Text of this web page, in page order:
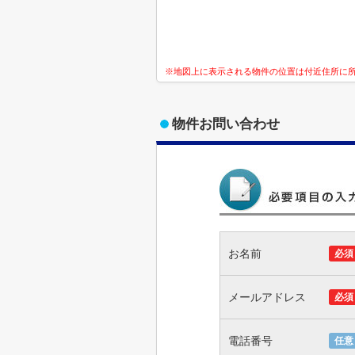
※地図上に表示される物件の位置は付近住所に
物件お問い合わせ
お名前 必須
メールアドレス 必須
電話番号 任意